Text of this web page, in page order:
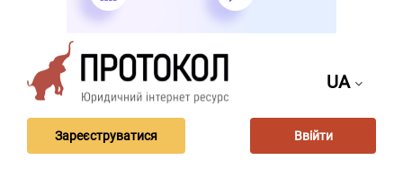
UA
Зареєструватися Ввійти